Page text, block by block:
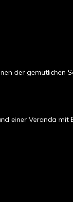
der gemütlichen
einer Veranda mit